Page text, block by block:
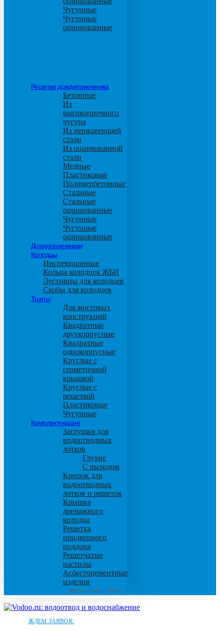
Чугунные
Чугунные
оцинкованные
Решетки дождеприемника
Бетонные
Из
высокопрочного
чугуна
Из нержавеющей
стали
Из оцинкованной
стали
Медные
Пластиковые
Полимербетонные
Стальные
Стальные
оцинкованные
Чугунные
Чугунные
оцинкованные
Дождеприемники
Колодцы
Инспекционные
Кольца колодцев ЖБИ
Лестницы для колодцев
Скобы для колодцев
Трапы
Для мостовых
конструкций
Квадратные
двухкорпусные
Квадратные
однокорпусные
Круглые с
герметичной
крышкой
Круглые с
решеткой
Пластиковые
Чугунные
Комплектующие
Заглушки для
водоотводных
лотков
Глухие
С выходом
Крепеж для
водоотводных
лотков и решеток
Крышка
дренажного
колодца
Решетка
придверного
поддона
Решетчатые
настилы
Асбестоцементные
изделия
Листы, плиты, трубы
ЖДЕМ ЗАЯВОК: